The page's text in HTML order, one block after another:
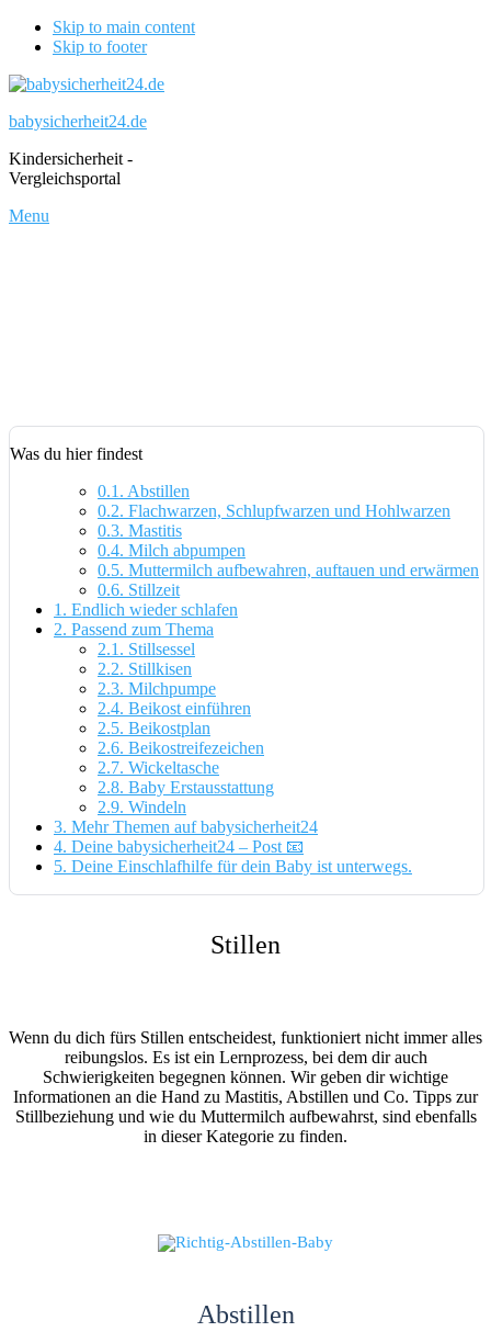
Skip to main content
Skip to footer
babysicherheit24.de
Kindersicherheit -
Vergleichsportal
Menu
Was du hier findest
0.1. Abstillen
0.2. Flachwarzen, Schlupfwarzen und Hohlwarzen
0.3. Mastitis
0.4. Milch abpumpen
0.5. Muttermilch aufbewahren, auftauen und erwärmen
0.6. Stillzeit
1. Endlich wieder schlafen
2. Passend zum Thema
2.1. Stillsessel
2.2. Stillkisen
2.3. Milchpumpe
2.4. Beikost einführen
2.5. Beikostplan
2.6. Beikostreifezeichen
2.7. Wickeltasche
2.8. Baby Erstausstattung
2.9. Windeln
3. Mehr Themen auf babysicherheit24
4. Deine babysicherheit24 – Post 📧
5. Deine Einschlafhilfe für dein Baby ist unterwegs.
Stillen
Wenn du dich fürs Stillen entscheidest, funktioniert nicht immer alles
reibungslos. Es ist ein Lernprozess, bei dem dir auch
Schwierigkeiten begegnen können. Wir geben dir wichtige
Informationen an die Hand zu Mastitis, Abstillen und Co. Tipps zur
Stillbeziehung und wie du Muttermilch aufbewahrst, sind ebenfalls
in dieser Kategorie zu finden.
Abstillen